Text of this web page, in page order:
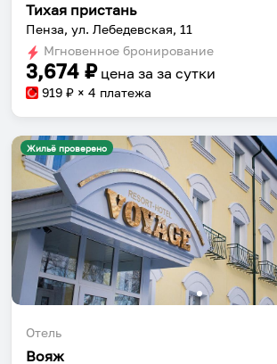
Тихая пристань
Пенза, ул. Лебедевская, 11
Мгновенное бронирование
3,674 ₽ цена за за сутки
919 ₽ × 4 платежа
Жильё проверено
Отель
Вояж